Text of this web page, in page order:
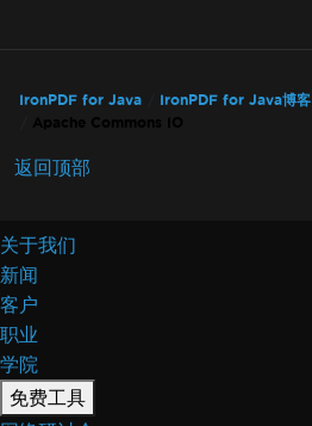
IronPDF for Java IronPDF for Java博客
Apache Commons IO
返回顶部
关于我们
新闻
客户
职业
学院
免费工具